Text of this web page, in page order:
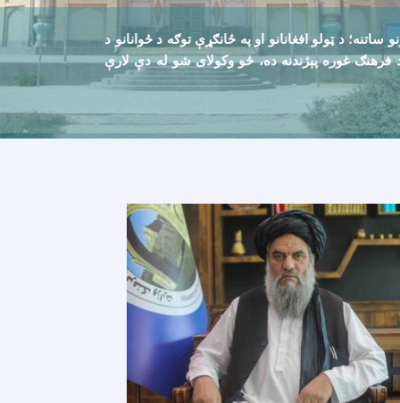
د ټولو افغانانو او په ځانګړې توګه د ځوانانو د
د فرهنګ غوره پېژندنه ده، څو وکولای شو له دې لارې